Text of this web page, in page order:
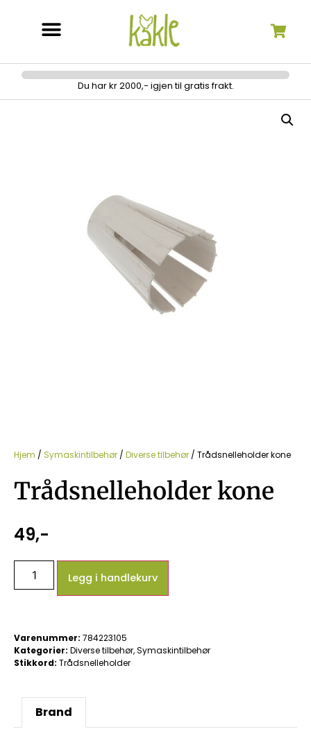
Du har kr 2000,- igjen til gratis frakt.
Hjem / Symaskintilbehør / Diverse tilbehør / Trådsnelleholder kone
Trådsnelleholder kone
49,-
Legg i handlekurv
Varenummer: 784223105
Kategorier: Diverse tilbehør,Symaskintilbehør
Stikkord: Trådsnelleholder
Brand